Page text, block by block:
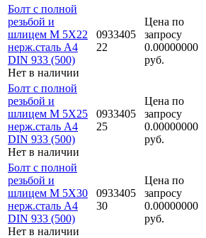
Болт с полной
резьбой и
шлицем M 5Х22
нерж.сталь A4
DIN 933 (500)
Нет в наличии
0933405
22
Цена по
запросу
0.00000000
руб.
Болт с полной
резьбой и
шлицем M 5Х25
нерж.сталь A4
DIN 933 (500)
Нет в наличии
0933405
25
Цена по
запросу
0.00000000
руб.
Болт с полной
резьбой и
шлицем M 5Х30
нерж.сталь A4
DIN 933 (500)
Нет в наличии
0933405
30
Цена по
запросу
0.00000000
руб.